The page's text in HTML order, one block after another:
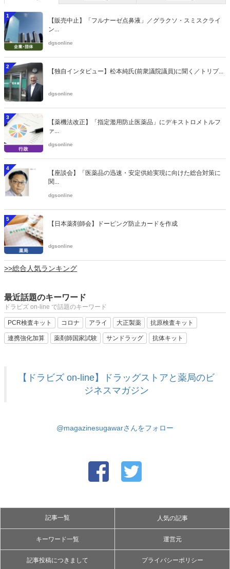
1
【販売中止】「フルナーゼ点鼻液」／グラクソ・スミスクライ
ン...
dgsonline
2
【独自インタビュー】松本純氏(前衆議院議員)に聞く／トリプ...
dgsonline
3
【薬機法改正】「指定濫用防止医薬品」にデキストロメトルフ
ァ...
dgsonline
4
【座談会】「医薬品の迅速・安定供給実現に向けた総合対策に
関...
dgsonline
5
【日本薬剤師会】ドーピング防止カードを作成
dgsonline
>>総合人気ランキング
最近話題のキーワード
ドラビズ on-line で話題のキーワード
PCR検査キット コロナ アライ 大正製薬 抗原検査キット
連携強化加算 薬剤師国家試験 サンドラッグ 抗体キット
【ドラビズ on-line】ドラッグストアと薬局のビ
ジネスマガジン
@magazinesugawarさんをフォロー
記事一覧 人気の記事
キーワード一覧 運営元
記事投稿につきまして プライバシーポリシー